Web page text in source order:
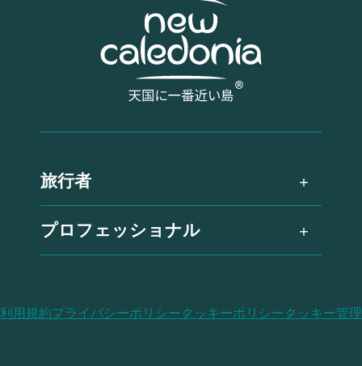
旅行者
プロフェッショナル
利用規約プライバシーポリシークッキーポリシークッキー管理